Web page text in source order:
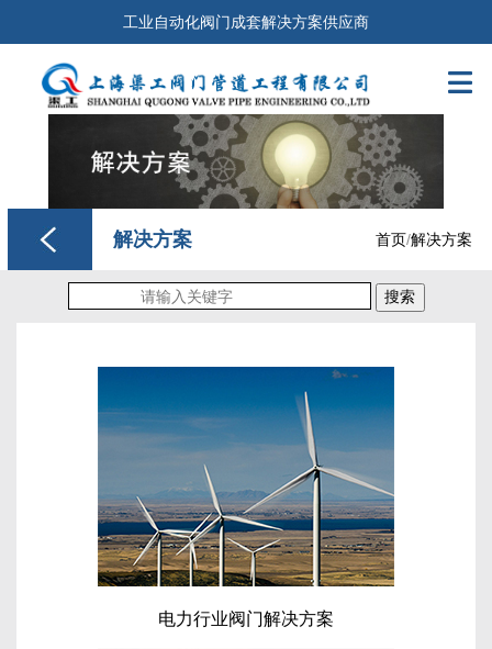
工业自动化阀门成套解决方案供应商

解决方案 首页/解决方案
搜索
电力行业阀门解决方案